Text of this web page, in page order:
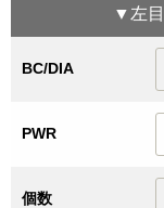
▼ 左目
BC/DIA
PWR
個数